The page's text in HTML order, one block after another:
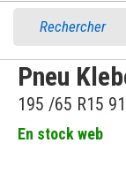
Pneu
195 /65 R15
En stock web